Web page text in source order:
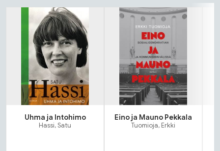
Tuoteluettelon alku
Uhma ja Intohimo
Hassi, Satu
Eino ja Mauno Pekkala
Tuomioja, Erkki